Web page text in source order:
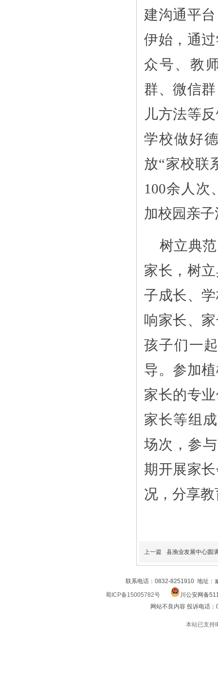
建沟通平
伊始，通
众号、教
群、微信
儿方法等
学校做好
放“家校联
100余人次
加校园亲
树立典
家长，树
子成长、
响家长、
孩子们一
导。参加
家长的专
家长等组
场次，参
期开展家
况，分享
上一篇 县渔业发展中心圆
联系电话：0832-8251910 地址
蜀ICP备15005782号
川公安网备
网站不良内容 投诉电话
本站已支持